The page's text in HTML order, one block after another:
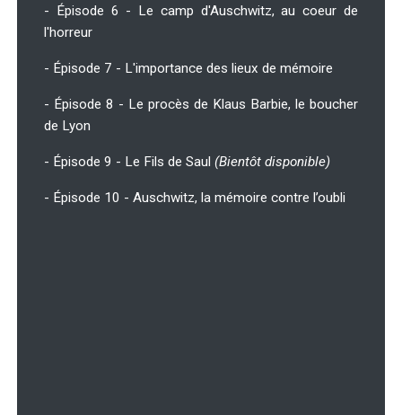
- Épisode 6 - Le camp d'Auschwitz, au coeur de
l'horreur
- Épisode 7 - L'importance des lieux de mémoire
- Épisode 8 - Le procès de Klaus Barbie, le boucher
de Lyon
- Épisode 9 - Le Fils de Saul (Bientôt disponible)
- Épisode 10 - Auschwitz, la mémoire contre l’oubli